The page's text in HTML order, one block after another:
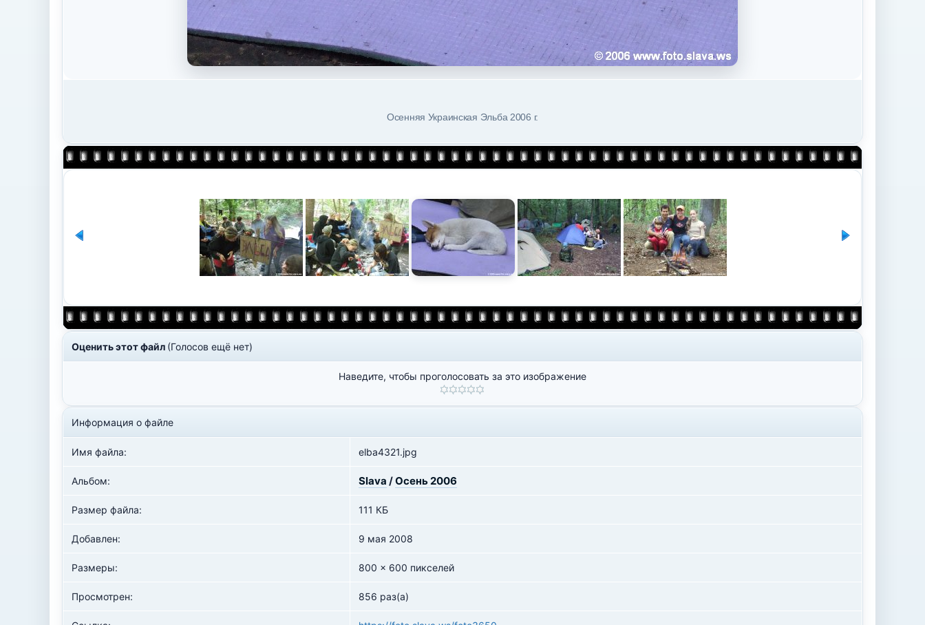
Осенняя Украинская Эльба 2006 г.
Оценить этот файл (Голосов ещё нет)
Наведите, чтобы проголосовать за это изображение
Информация о файле
Имя файла: elba4321.jpg
Альбом: Slava /Осень 2006
Размер файла: 111 КБ
Добавлен: 9 мая 2008
Размеры: 800 x 600 пикселей
Просмотрен: 856 раз(а)